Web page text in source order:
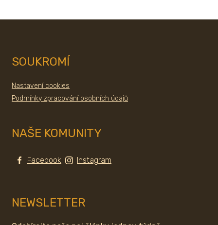
SOUKROMÍ
Nastavení cookies
Podmínky zpracování osobních údajů
NAŠE KOMUNITY
Facebook Instagram
NEWSLETTER